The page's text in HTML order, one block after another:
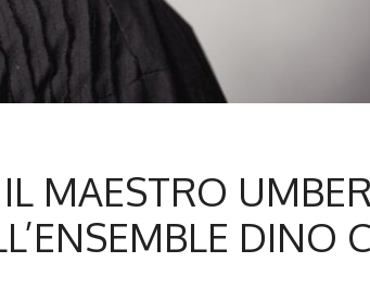
MAESTRO
DINO